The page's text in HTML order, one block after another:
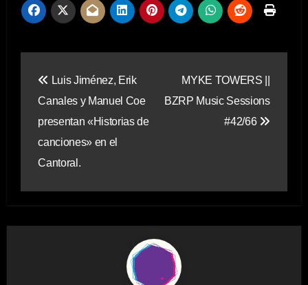
de
entradas
Luis Jiménez, Erik
Canales y Manuel Coe
presentan «Historias de
canciones» en el
Cantoral.
MYKE TOWERS ||
BZRP Music Sessions
#42/66